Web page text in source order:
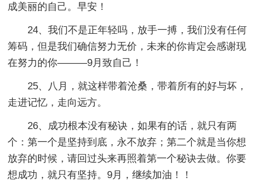
成美丽的自己。早安！
24、我们不是正年轻吗，放手一搏，我们没有任何
筹码，但是我们确信努力无价，未来的你肯定会感谢现
在努力的你———9月致自己！
25、八月，就这样带着沧桑，带着所有的好与坏，
走进记忆，走向远方。
26、成功根本没有秘诀，如果有的话，就只有两
个：第一个是坚持到底，永不放弃；第二个就是当你想
放弃的时候，请回过头来再照着第一个秘诀去做。你要
想成功，就只有坚持。9月，继续加油！！